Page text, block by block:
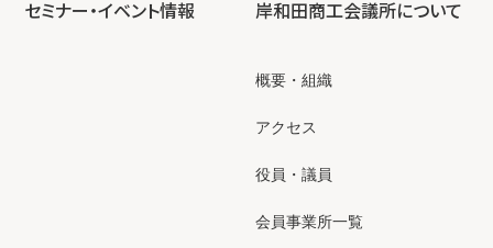
セミナー・イベント情報 岸和田商工会議所について
概要・組織
アクセス
役員・議員
会員事業所一覧